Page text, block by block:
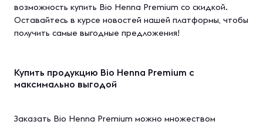
возможность купить Bio Henna Premium со скидкой.
Оставайтесь в курсе новостей нашей платформы, чтобы
получить самые выгодные предложения!
Купить продукцию Bio Henna Premium с
максимально выгодой
Заказать Bio Henna Premium можно множеством